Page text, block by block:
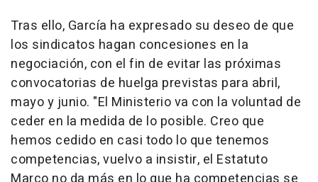
Tras ello, García ha expresado su deseo de que
los sindicatos hagan concesiones en la
negociación, con el fin de evitar las próximas
convocatorias de huelga previstas para abril,
mayo y junio. "El Ministerio va con la voluntad de
ceder en la medida de lo posible. Creo que
hemos cedido en casi todo lo que tenemos
competencias, vuelvo a insistir, el Estatuto